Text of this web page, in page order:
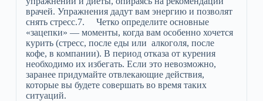
врачей. Упражнения дадут вам энергию и позволят
снять стресс.7. Четко определите основные
«зацепки» — моменты, когда вам особенно хочется
курить (стресс, после еды или алкоголя, после
кофе, в компании). В период отказа от курения
необходимо их избегать. Если это невозможно,
заранее придумайте отвлекающие действия,
которые вы будете совершать во время таких
ситуаций.